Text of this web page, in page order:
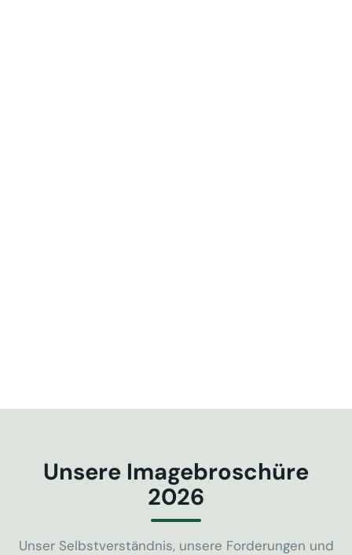
Unsere Imagebroschüre
2026
Unser Selbstverständnis, unsere Forderungen und